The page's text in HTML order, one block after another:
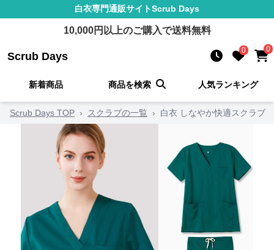
白衣専門通販サイトScrub Days
10,000円以上のご購入で送料無料
Scrub Days 0 0
新着商品 商品を検索 人気ランキング
Scrub Days TOP › スクラブの一覧 › 白衣 しなやか快適スクラブ